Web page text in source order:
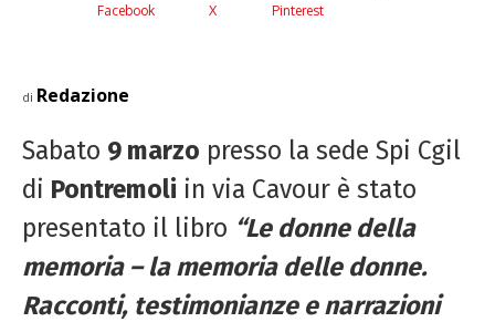
Facebook X Pinterest
di Redazione
Sabato 9 marzo presso la sede Spi Cgil
di Pontremoli in via Cavour è stato
presentato il libro “Le donne della
memoria – la memoria delle donne.
Racconti, testimonianze e narrazioni